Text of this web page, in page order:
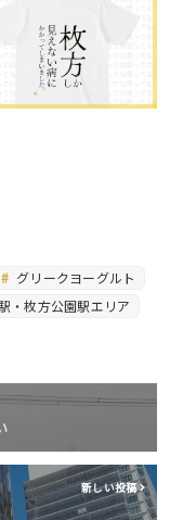
グリークヨーグルト
・枚方公園駅エリア
新しい投稿